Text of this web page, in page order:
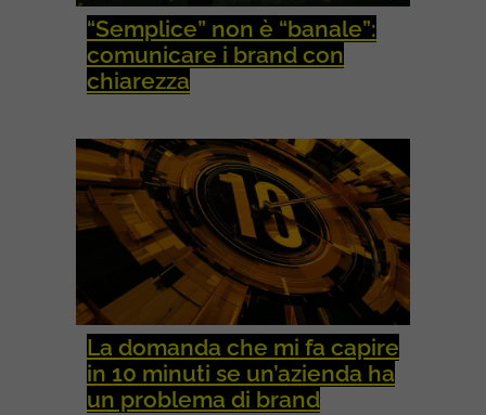
“Semplice” non è “banale”:
comunicare i brand con
chiarezza
La domanda che mi fa capire
in 10 minuti se un’azienda ha
un problema di brand